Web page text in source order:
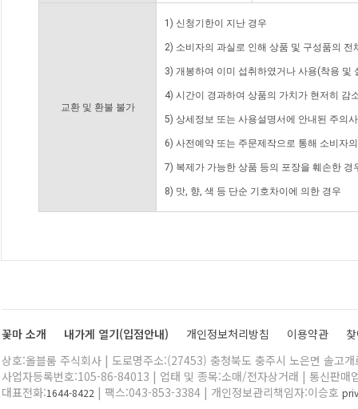
교환 및 환불 불가
1) 신청기한이 지난 경우
2) 소비자의 과실로 인해 상품 및 구성품의
3) 개봉하여 이미 섭취하였거나 사용(착용 및
4) 시간이 경과하여 상품의 가치가 현저히 감
5) 상세정보 또는 사용설명서에 안내된 주의
6) 사전예약 또는 주문제작으로 통해 소비자
7) 복제가 가능한 상품 등의 포장을 훼손한 경
8) 맛, 향, 색 등 단순 기호차이에 의한 경우
꽃마 소개 내가게 열기(입점안내) 개인정보처리방침 이용약관
상호:올블룸 주식회사 | 도로명주소:(27453) 충청북도 충주시 노은면 솔고
사업자등록번호:105-86-84013 | 업태 및 종목:소매/전자상거래 | 통신판매
대표전화:1644-8422 | 팩스:043-853-3384 | 개인정보관리책임자:이승호